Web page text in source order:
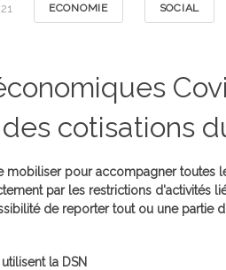
ECONOMIE SOCIAL
cotisations
mobiliser pour accompagner toutes
par les restrictions d'activités
de reporter tout ou une partie
la DSN